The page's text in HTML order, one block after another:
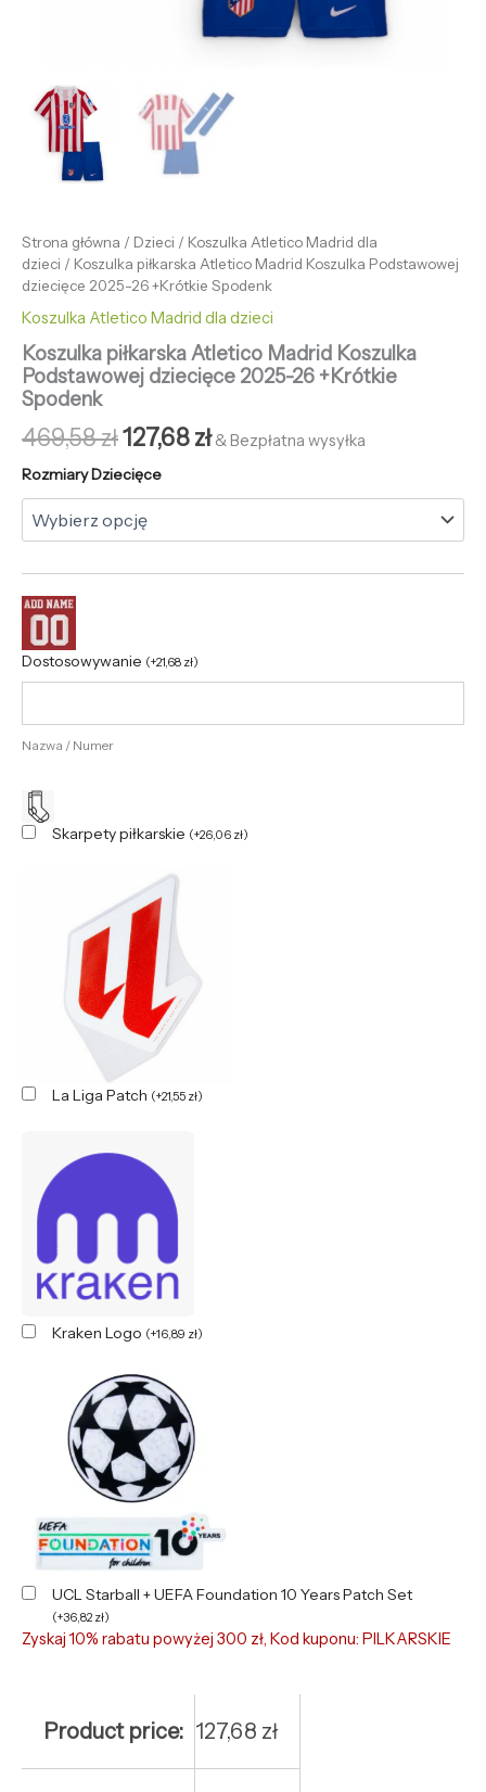
Strona główna / Dzieci / Koszulka Atletico Madrid dla
dzieci / Koszulka piłkarska Atletico Madrid Koszulka Podstawowej
dziecięce 2025-26 +Krótkie Spodenk
Koszulka Atletico Madrid dla dzieci
Koszulka piłkarska Atletico Madrid Koszulka
Podstawowej dziecięce 2025-26 +Krótkie
Spodenk
469,58zł127,68zł & Bezpłatna wysyłka
Rozmiary Dziecięce
Dostosowywanie (+21,68 zł)
Nazwa / Numer
Skarpety piłkarskie (+26,06 zł)
La Liga Patch (+21,55 zł)
Kraken Logo (+16,89 zł)
UCL Starball + UEFA Foundation 10 Years Patch Set
(+36,82 zł)
Zyskaj 10% rabatu powyżej 300 zł, Kod kuponu: PILKARSKIE
Product price: 127,68 zł